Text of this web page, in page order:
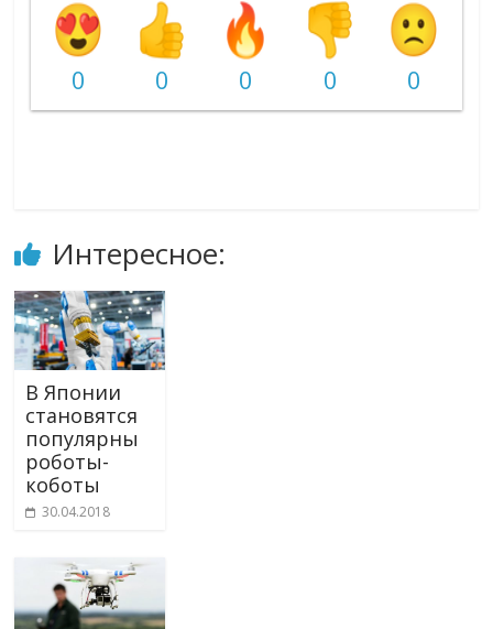
0 0 0 0 0
Интересное:
В Японии
становятся
популярны
роботы-
коботы
30.04.2018